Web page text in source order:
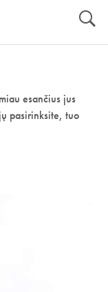
esančius jus
pasirinksite, tuo